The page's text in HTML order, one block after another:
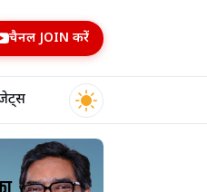
चैनल JOIN करें